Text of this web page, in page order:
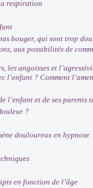
respiration
bouger, qui sont trop
aux possibilités de
les angoisses et
? Comment
et de ses parents
?
douloureux en hypnose
en fonction de l’âge